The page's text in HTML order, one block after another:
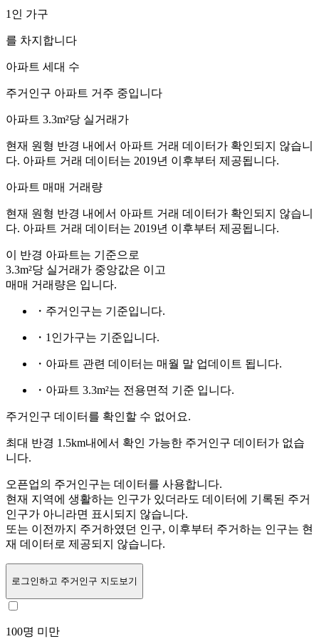
1인 가구
를 차지합니다
아파트 세대 수
주거인구 아파트 거주 중입니다
아파트 3.3m²당 실거래가
현재 원형 반경 내에서 아파트 거래 데이터가 확인되지 않습니
다. 아파트 거래 데이터는 2019년 이후부터 제공됩니다.
아파트 매매 거래량
현재 원형 반경 내에서 아파트 거래 데이터가 확인되지 않습니
다. 아파트 거래 데이터는 2019년 이후부터 제공됩니다.
이 반경 아파트는 기준으로
3.3m²당 실거래가 중앙값은 이고
매매 거래량은 입니다.
・주거인구는 기준입니다.
・1인가구는 기준입니다.
・아파트 관련 데이터는 매월 말 업데이트 됩니다.
・아파트 3.3m²는 전용면적 기준 입니다.
주거인구 데이터를 확인할 수 없어요.
최대 반경 1.5km내에서 확인 가능한 주거인구 데이터가 없습
니다.
오픈업의 주거인구는 데이터를 사용합니다.
현재 지역에 생활하는 인구가 있더라도 데이터에 기록된 주거
인구가 아니라면 표시되지 않습니다.
또는 이전까지 주거하였던 인구, 이후부터 주거하는 인구는 현
재 데이터로 제공되지 않습니다.
로그인하고 주거인구 지도보기
100명 미만